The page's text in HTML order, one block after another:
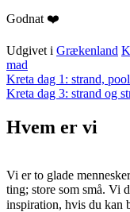
Godnat ❤️
Udgivet i Grækenland
mad
Kreta dag 1: strand,
Kreta dag 3: strand og
Hvem er vi
Vi er to glade
ting; store som små. Vi
inspiration, hvis du kan